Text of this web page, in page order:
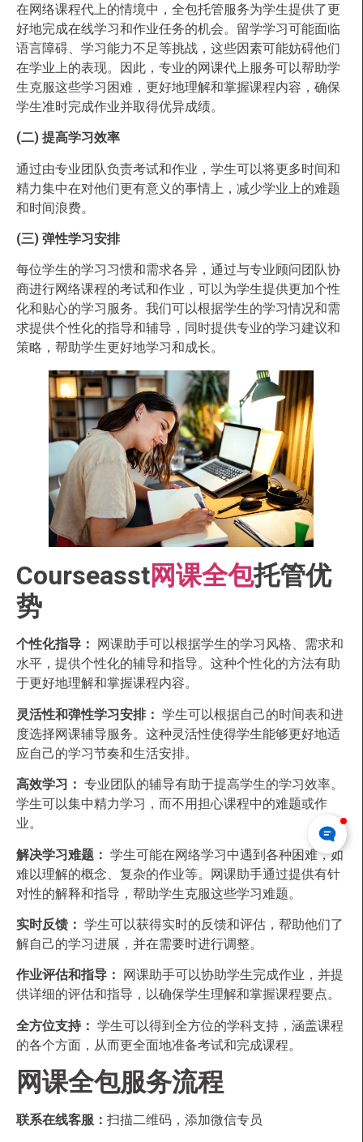
在网络课程代上的情境中，全包托管服务为学生提供了更
好地完成在线学习和作业任务的机会。留学学习可能面临
语言障碍、学习能力不足等挑战，这些因素可能妨碍他们
在学业上的表现。因此，专业的网课代上服务可以帮助学
生克服这些学习困难，更好地理解和掌握课程内容，确保
学生准时完成作业并取得优异成绩。
(二) 提高学习效率
通过由专业团队负责考试和作业，学生可以将更多时间和
精力集中在对他们更有意义的事情上，减少学业上的难题
和时间浪费。
(三) 弹性学习安排
每位学生的学习习惯和需求各异，通过与专业顾问团队协
商进行网络课程的考试和作业，可以为学生提供更加个性
化和贴心的学习服务。我们可以根据学生的学习情况和需
求提供个性化的指导和辅导，同时提供专业的学习建议和
策略，帮助学生更好地学习和成长。
Courseasst网课全包托管优
势
个性化指导：
网课助手可以根据学生的学习风格、需求和
水平，提供个性化的辅导和指导。这种个性化的方法有助
于更好地理解和掌握课程内容。
灵活性和弹性学习安排： 学生可以根据自己的时间表和进
度选择网课辅导服务。这种灵活性使得学生能够更好地适
应自己的学习节奏和生活安排。
高效学习： 专业团队的辅导有助于提高学生的学习效率。
学生可以集中精力学习，而不用担心课程中的难题或作
业。
解决学习难题： 学生可能在网络学习中遇到各种困难，如
难以理解的概念、复杂的作业等。网课助手通过提供有针
对性的解释和指导，帮助学生克服这些学习难题。
实时反馈： 学生可以获得实时的反馈和评估，帮助他们了
解自己的学习进展，并在需要时进行调整。
作业评估和指导：
网课助手可以协助学生完成作业，并提
供详细的评估和指导，以确保学生理解和掌握课程要点。
全方位支持： 学生可以得到全方位的学科支持，涵盖课程
的各个方面，从而更全面地准备考试和完成课程。
网课全包服务流程
联系在线客服： 扫描二维码，添加微信专员